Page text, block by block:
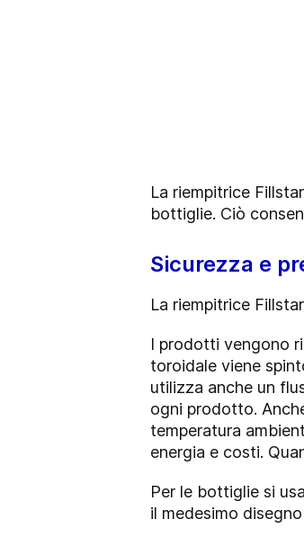
La riempitrice
bottiglie. Ciò
Sicurezza e
La riempitrice
I prodotti vengono
toroidale viene
utilizza anche un
ogni prodotto.
temperatura
energia e costi.
Per le bottiglie si
il medesimo